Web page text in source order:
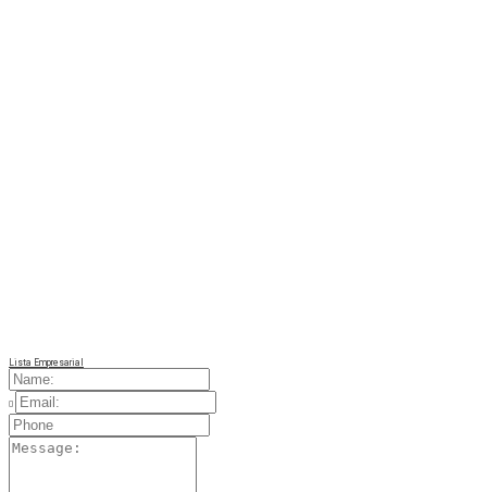
Lista Empresarial